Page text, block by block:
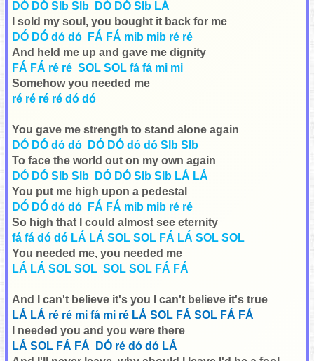
DÓ DÓ SIb SIb DÓ DÓ SIb LÁ
I sold my soul, you bought it back for me
DÓ DÓ dó dó FÁ FÁ mib mib ré ré
And held me up and gave me dignity
FÁ FÁ ré ré SOL SOL fá fá mi mi
Somehow you needed me
ré ré ré ré dó dó
You gave me strength to stand alone again
DÓ DÓ dó dó DÓ DÓ dó dó SIb SIb
To face the world out on my own again
DÓ DÓ SIb SIb DÓ DÓ SIb SIb LÁ LÁ
You put me high upon a pedestal
DÓ DÓ dó dó FÁ FÁ mib mib ré ré
So high that I could almost see eternity
fá fá dó dó LÁ LÁ SOL SOL FÁ LÁ SOL SOL
You needed me, you needed me
LÁ LÁ SOL SOL SOL SOL FÁ FÁ
And I can't believe it's you I can't believe it's true
LÁ LÁ ré ré mi fá mi ré LÁ SOL FÁ SOL FÁ FÁ
I needed you and you were there
LÁ SOL FÁ FÁ DÓ ré dó dó LÁ